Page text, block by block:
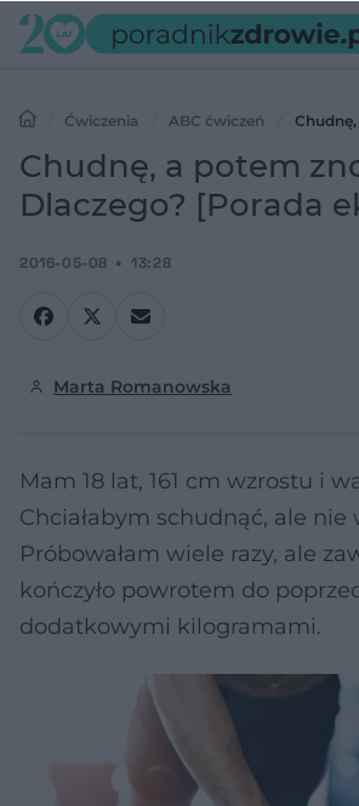
Ćwiczenia ABC ćwiczeń
Dlaczego? [Porada eksperta]
Chudnę, a potem
Dlaczego? [Porada
2016-05-08 13:28
Marta Romanowska
Mam 18 lat, 161 cm wzrostu i
Chciałabym schudnąć, ale nie
Próbowałam wiele razy, ale
kończyło powrotem do
dodatkowymi kilogramami.